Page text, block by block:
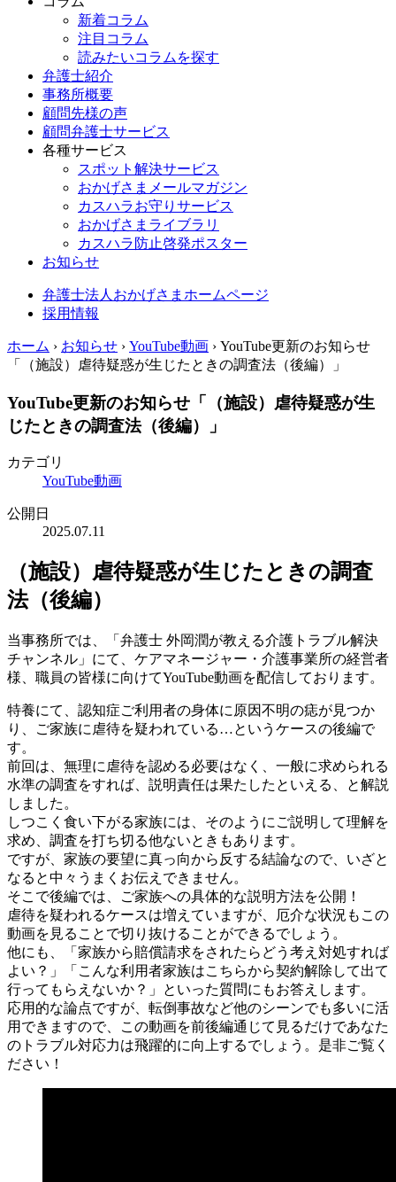
新着コラム
注目コラム
読みたいコラムを探す
弁護士紹介
事務所概要
顧問先様の声
顧問弁護士サービス
各種サービス
スポット解決サービス
おかげさまメールマガジン
カスハラお守りサービス
おかげさまライブラリ
カスハラ防止啓発ポスター
お知らせ
弁護士法人おかげさまホームページ
採用情報
ホーム › お知らせ › YouTube動画 › YouTube更新のお知らせ
「（施設）虐待疑惑が生じたときの調査法（後編）」
YouTube更新のお知らせ「（施設）虐待疑惑が生
じたときの調査法（後編）」
カテゴリ
YouTube動画
公開日
2025.07.11
（施設）虐待疑惑が生じたときの調査
法（後編）
当事務所では、「弁護士 外岡潤が教える介護トラブル解決
チャンネル」にて、ケアマネージャー・介護事業所の経営者
様、職員の皆様に向けてYouTube動画を配信しております。
特養にて、認知症ご利用者の身体に原因不明の痣が見つか
り、ご家族に虐待を疑われている…というケースの後編で
す。
前回は、無理に虐待を認める必要はなく、一般に求められる
水準の調査をすれば、説明責任は果たしたといえる、と解説
しました。
しつこく食い下がる家族には、そのようにご説明して理解を
求め、調査を打ち切る他ないときもあります。
ですが、家族の要望に真っ向から反する結論なので、いざと
なると中々うまくお伝えできません。
そこで後編では、ご家族への具体的な説明方法を公開！
虐待を疑われるケースは増えていますが、厄介な状況もこの
動画を見ることで切り抜けることができるでしょう。
他にも、「家族から賠償請求をされたらどう考え対処すれば
よい？」「こんな利用者家族はこちらから契約解除して出て
行ってもらえないか？」といった質問にもお答えします。
応用的な論点ですが、転倒事故など他のシーンでも多いに活
用できますので、この動画を前後編通じて見るだけであなた
のトラブル対応力は飛躍的に向上するでしょう。是非ご覧く
ださい！